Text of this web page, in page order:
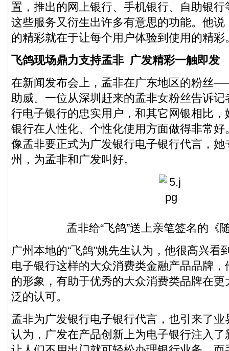
置，推出的网上银行、手机银行、自助银
这些服务又衍生出许多有意思的功能。他
的精彩就在于让每个用户体验到使用的精彩
飞鸽现场鼎力支持孟非 广发精彩一触即发
在新闻发布会上，孟非在广东地区的粉丝
助威。一位从深圳赶来的孟非女粉丝告诉
行电子银行的忠实用户，和其它网银相比
银行在人性化、个性化使用方面做得非常
像孟非要正式为广发银行电子银行代言，
州，为孟非和广发叫好。
孟非给“飞鸽”送上亲笔签名的《
广州本地的“飞鸽”姚先生认为，他很高兴看
电子银行这样的大众消费类金融产品品牌
的形象，有助于优秀的大众消费类品牌在
泛的认可。
孟非为广发银行电子银行代言，也引来了
认为，广发在产品创新上为电子银行注入